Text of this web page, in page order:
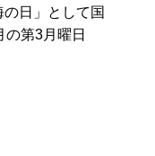
日」として国
第3月曜日